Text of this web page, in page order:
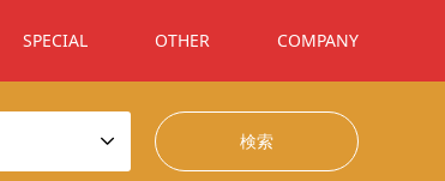
SPECIAL OTHER COMPANY